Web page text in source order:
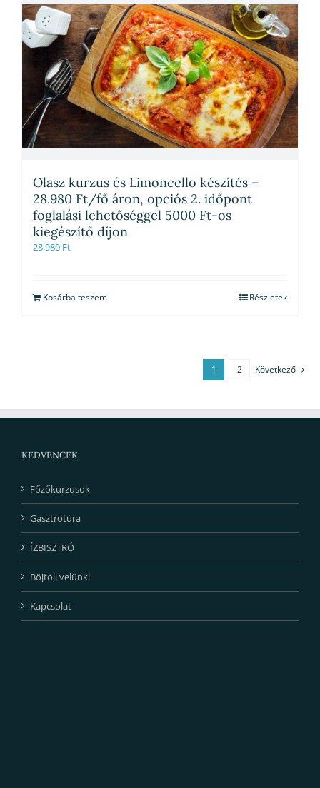
Olasz kurzus és Limoncello készítés –
28.980 Ft/fő áron, opciós 2. időpont
foglalási lehetőséggel 5000 Ft-os
kiegészítő díjon
28,980 Ft
Kosárba teszem Részletek
1 2 Következő
KEDVENCEK
Főzőkurzusok
Gasztrotúra
ÍZBISZTRÓ
Böjtölj velünk!
Kapcsolat